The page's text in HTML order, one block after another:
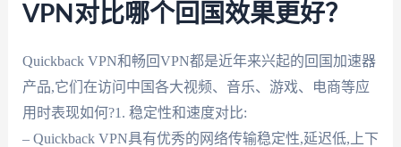
VPN对比哪个回国效果更好？
Quickback VPN和畅回VPN都是近年来兴起的回国加速器
产品,它们在访问中国各大视频、音乐、游戏、电商等应
用时表现如何?1. 稳定性和速度对比:
– Quickback VPN具有优秀的网络传输稳定性,延迟低,上下